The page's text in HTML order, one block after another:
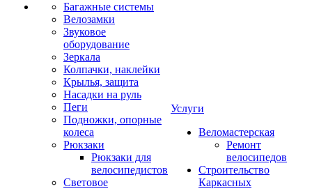
Багажные системы
Велозамки
Звуковое
оборудование
Зеркала
Колпачки, наклейки
Крылья, защита
Насадки на руль
Пеги
Подножки, опорные
колеса
Рюкзаки
Рюкзаки для
велосипедистов
Световое
Услуги
Веломастерская
Ремонт
велосипедов
Строительство
Каркасных